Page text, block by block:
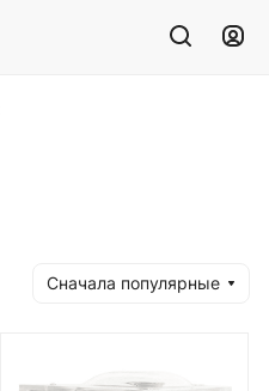
Сначала популярные